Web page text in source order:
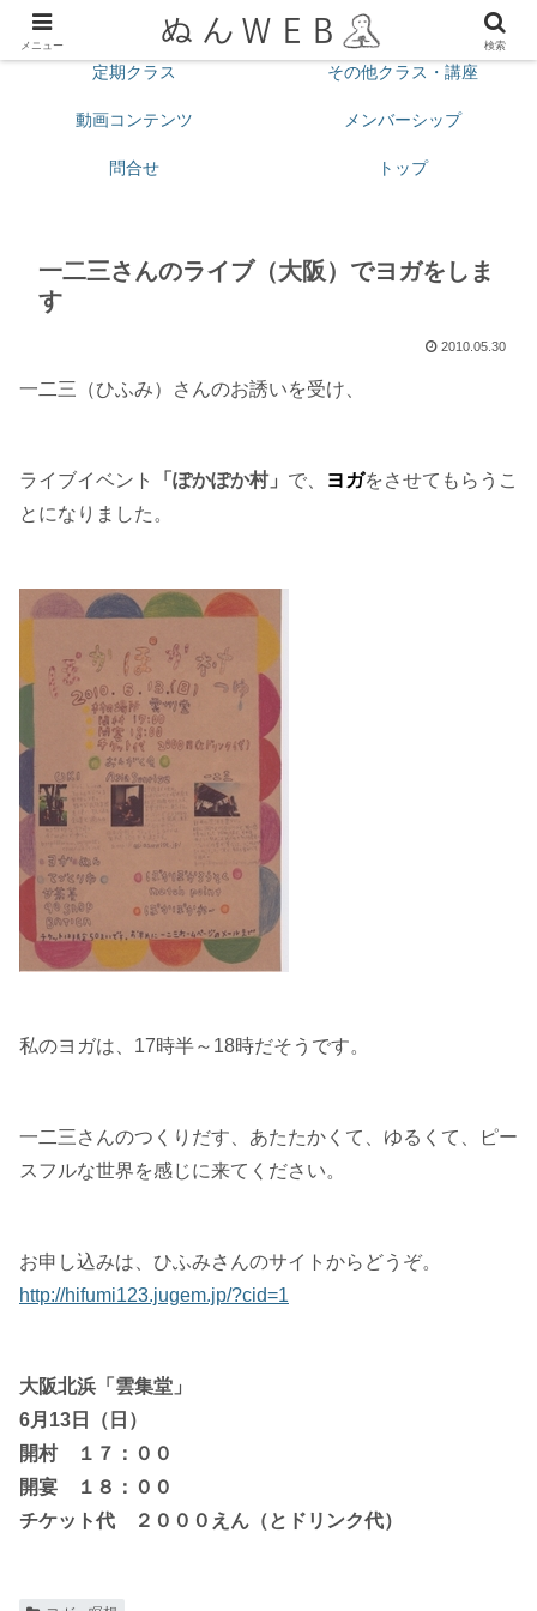
プロフィール 今月の予定
定期クラス その他クラス・講座
動画コンテンツ メンバーシップ
問合せ トップ
一二三さんのライブ（大阪）でヨガをしま
す
2010.05.30
一二三（ひふみ）さんのお誘いを受け、
ライブイベント 「ぽかぽか村」 で、 ヨガをさせてもらうこ
とになりました。
私のヨガは、17時半～18時だそうです。
一二三さんのつくりだす、あたたかくて、ゆるくて、ピー
スフルな世界を感じに来てください。
お申し込みは、ひふみさんのサイトからどうぞ。
http://hifumi123.jugem.jp/?cid=1
大阪北浜「雲集堂」
6月13日（日）
開村 １７：００
開宴 １８：００
チケット代 ２０００えん（とドリンク代）
メニュー 検索